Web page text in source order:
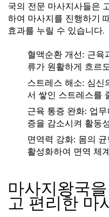
국의 전문 마사지사들은
하여 마사지를 진행하기
효과를 누릴 수 있습니다.
혈액순환 개선: 근육
류가 원활하게 흐르
스트레스 해소: 심신
서 쌓인 스트레스를
근육 통증 완화: 업
증을 감소시켜 활동
면역력 강화: 몸의
활성화하여 면역 체
마사지왕국
고 편리한 마